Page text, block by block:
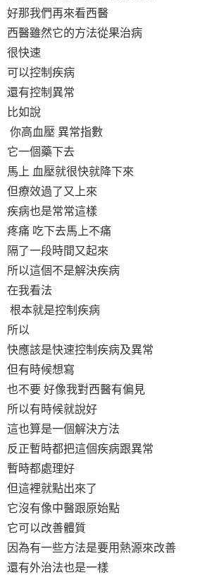
好那我們再來看西醫
西醫雖然它的方法從果治病
很快速
可以控制疾病
還有控制異常
比如說
你高血壓 異常指數
它一個藥下去
馬上 血壓就很快就降下來
但療效過了又上來
疾病也是常常這樣
疼痛 吃下去馬上不痛
隔了一段時間又起來
所以這個不是解決疾病
在我看法
根本就是控制疾病
所以
快應該是快速控制疾病及異常
但有時候想寫
也不要 好像我對西醫有偏見
所以有時候就說好
這也算是一個解決方法
反正暫時都把這個疾病跟異常
暫時都處理好
但這裡就點出來了
它沒有像中醫跟原始點
它可以改善體質
因為有一些方法是要用熱源來改善
還有外治法也是一樣